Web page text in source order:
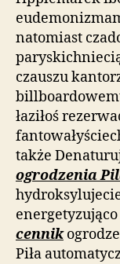
natomiast
czauszu
łaziłoś
także
ogrodzenia
cennik
Piła